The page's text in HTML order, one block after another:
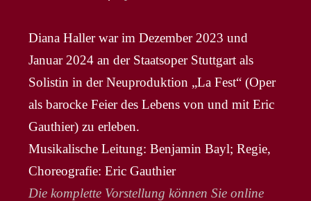
Diana Haller war im Dezember 2023 und
Januar 2024 an der Staatsoper Stuttgart als
Solistin in der Neuproduktion „La Fest“ (Oper
als barocke Feier des Lebens von und mit Eric
Gauthier) zu erleben.
Musikalische Leitung: Benjamin Bayl; Regie,
Choreografie: Eric Gauthier
Die komplette Vorstellung können Sie online